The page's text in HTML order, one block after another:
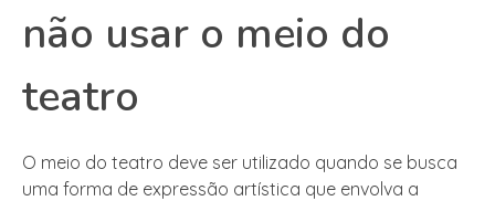
não usar o meio do
teatro
O meio do teatro deve ser utilizado quando se busca
uma forma de expressão artística que envolva a